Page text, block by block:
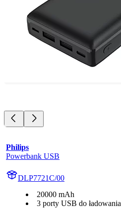
Philips
Powerbank USB
DLP7721C/00
20000 mAh
3 porty USB do ładowania